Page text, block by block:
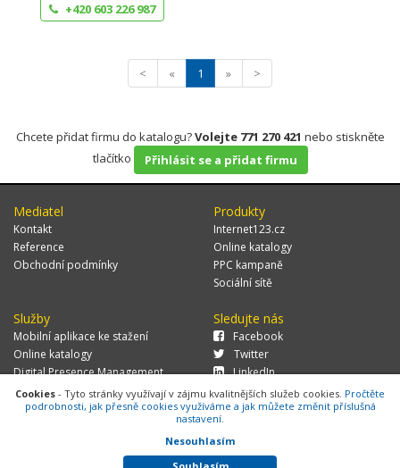
+420 603 226 987
< « 1 » >
Chcete přidat firmu do katalogu?Volejte 771 270 421 nebo stiskněte
tlačítko
Přihlásit se a přidat firmu
Mediatel
Kontakt
Reference
Obchodní podmínky
Produkty
Internet123.cz
Online katalogy
PPC kampaně
Sociální sítě
Služby
Mobilní aplikace ke stažení
Online katalogy
Digital Presence Management
Více zákazníků
Sledujte nás
Facebook
Twitter
LinkedIn
© 2026 MEDIATEL CZ, s.r.o.,Za Potokem 46/4, 106 00 Praha 10, tel.:
+420 771 270 421, verze 1.29.0.143,
Cookies
Cookies - Tyto stránky využívají v zájmu kvalitnějších služeb cookies. Pročtěte
podrobnosti, jak přesně cookies využíváme a jak můžete změnit příslušná
nastavení.
Nesouhlasím
Souhlasím